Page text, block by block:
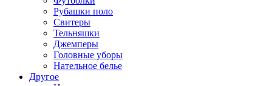
Рубашки поло
Свитеры
Тельняшки
Джемперы
Головные уборы
Нательное белье
Другое